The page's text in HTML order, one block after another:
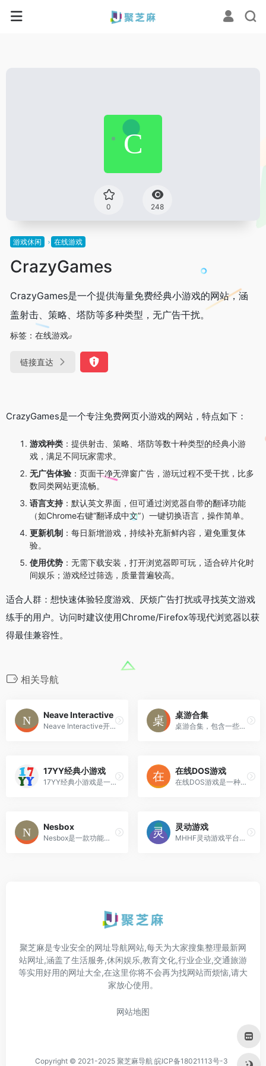
0 248
游戏休闲 在线游戏
CrazyGames
CrazyGames是一个提供海量免费经典小游戏的网站，涵
盖射击、策略、塔防等多种类型，无广告干扰。
标签： 在线游戏
链接直达
CrazyGames是一个专注免费网页小游戏的网站，特点如下：
游戏种类 ：提供射击、策略、塔防等数十种类型的经典小游
戏，满足不同玩家需求。
无广告体验 ：页面干净无弹窗广告，游玩过程不受干扰，比多
数同类网站更流畅。
语言支持 ：默认英文界面，但可通过浏览器自带的翻译功能
（如Chrome右键“翻译成中文”）一键切换语言，操作简单。
更新机制 ：每日新增游戏，持续补充新鲜内容，避免重复体
验。
使用优势 ：无需下载安装，打开浏览器即可玩，适合碎片化时
间娱乐；游戏经过筛选，质量普遍较高。
适合人群：想快速体验轻度游戏、厌烦广告打扰或寻找英文游戏
练手的用户。访问时建议使用Chrome/Firefox等现代浏览器以获
得最佳兼容性。
相关导航
Neave Interactive
Neave Interactive开发了多款互动应用程序，包括Zoom Earth、网络摄像头玩具、频闪错觉和弹跳球等。
桌游合集
桌游合集，包含一些联机网页游戏：卡坦岛、璀璨宝石、飞行棋、UNO、谁是卧底
17YY经典小游戏
17YY经典小游戏是一个提供动作、体育、益智等多种类型免费小游戏的平台，致力于成为国内优秀的小游戏网站。
在线DOS游戏
在线DOS游戏是一种基于网页技术的复古游戏平台，让用户无需下载或安装即可直接在浏览器中体验经典的DOS时代游戏。
Nesbox
Nesbox是一款功能丰富的电子游戏模拟器，支持多平台运行，能模拟多种经典游戏机
灵动游戏
MHHF灵动游戏平台：这是一个专注于提供在线游戏的平台。平台在2021年下半年推出了热门汉化游戏集合TOP50，并在上半年推出了一些最具人气的汉化游戏
聚芝麻是专业安全的网址导航网站,每天为大家搜集整理最新网
站网址,涵盖了生活服务,休闲娱乐,教育文化,行业企业,交通旅游
等实用好用的网址大全,在这里你将不会再为找网站而烦恼,请大
家放心使用。
网站地图
Copyright © 2021-2025 聚芝麻导航 皖ICP备18021113号-3